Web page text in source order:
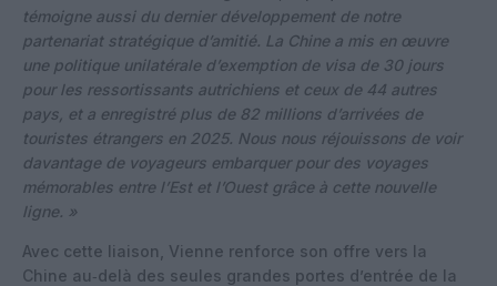
témoigne aussi du dernier développement de notre
partenariat stratégique d’amitié. La Chine a mis en œuvre
une politique unilatérale d’exemption de visa de 30 jours
pour les ressortissants autrichiens et ceux de 44 autres
pays, et a enregistré plus de 82 millions d’arrivées de
touristes étrangers en 2025. Nous nous réjouissons de voir
davantage de voyageurs embarquer pour des voyages
mémorables entre l’Est et l’Ouest grâce à cette nouvelle
ligne. »
Avec cette liaison, Vienne renforce son offre vers la
Chine au‑delà des seules grandes portes d’entrée de la